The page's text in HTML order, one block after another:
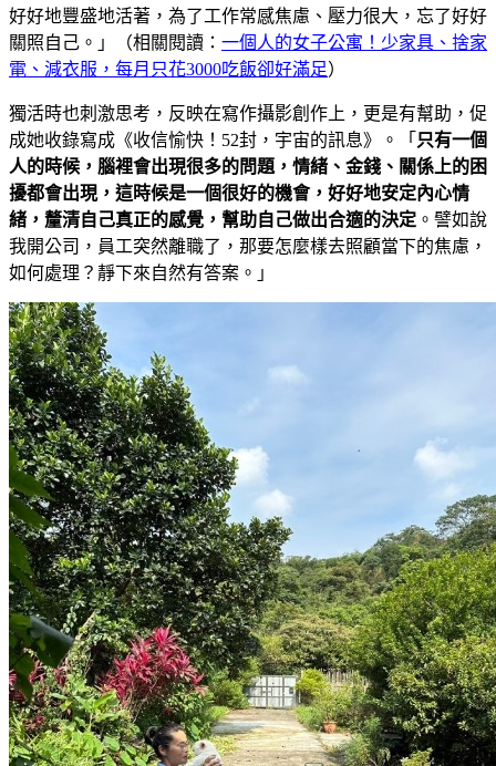
好好地豐盛地活著，為了工作常感焦慮、壓力很大，忘了好好
關照自己。」（相關閱讀： 一個人的女子公寓！少家具、捨家
電、減衣服，每月只花3000吃飯卻好滿足）
獨活時也刺激思考，反映在寫作攝影創作上，更是有幫助，促
成她收錄寫成《收信愉快！52封，宇宙的訊息》。「 只有一個
人的時候，腦裡會出現很多的問題，情緒、金錢、關係上的困
擾都會出現，這時候是一個很好的機會，好好地安定內心情
緒，釐清自己真正的感覺，幫助自己做出合適的決定 。譬如說
我開公司，員工突然離職了，那要怎麼樣去照顧當下的焦慮，
如何處理？靜下來自然有答案。」